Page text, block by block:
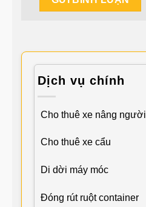
Dịch vụ chính
Cho thuê xe nâng người
Cho thuê xe cẩu
Di dời máy móc
Đóng rút ruột container